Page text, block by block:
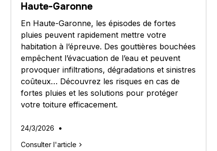
Haute-Garonne
En Haute-Garonne, les épisodes de fortes
pluies peuvent rapidement mettre votre
habitation à l’épreuve. Des gouttières bouchées
empêchent l’évacuation de l’eau et peuvent
provoquer infiltrations, dégradations et sinistres
coûteux… Découvrez les risques en cas de
fortes pluies et les solutions pour protéger
votre toiture efficacement.
24/3/2026 •
Consulter l'article